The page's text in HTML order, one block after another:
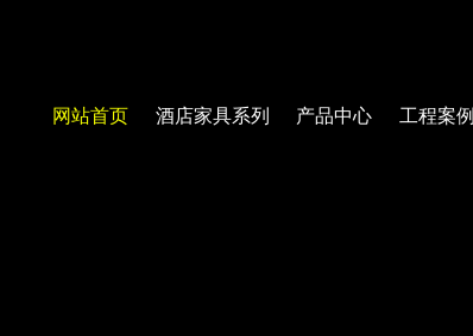
网站首页 酒店家具系列 产品中心 工程案例